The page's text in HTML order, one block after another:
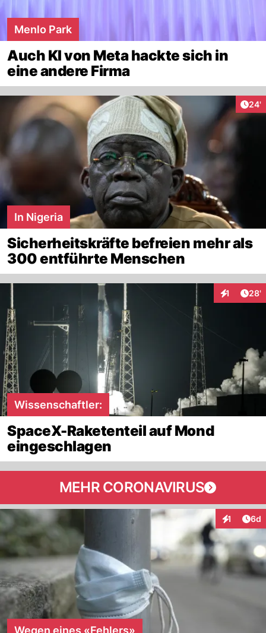
Menlo Park
Auch KI von Meta hackte sich in
eine andere Firma
24'
In Nigeria
Sicherheitskräfte befreien mehr als
300 entführte Menschen
1 28'
Wissenschaftler:
SpaceX-Raketenteil auf Mond
eingeschlagen
MEHR CORONAVIRUS
1 6d
Wegen eines «Fehlers»